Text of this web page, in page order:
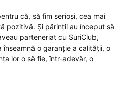
că, să fim serioși, cea mai
pozitivă. Și părinții au început să
parteneriat cu SuriClub,
o garanție a calității, o
lor o să fie, într-adevăr, o